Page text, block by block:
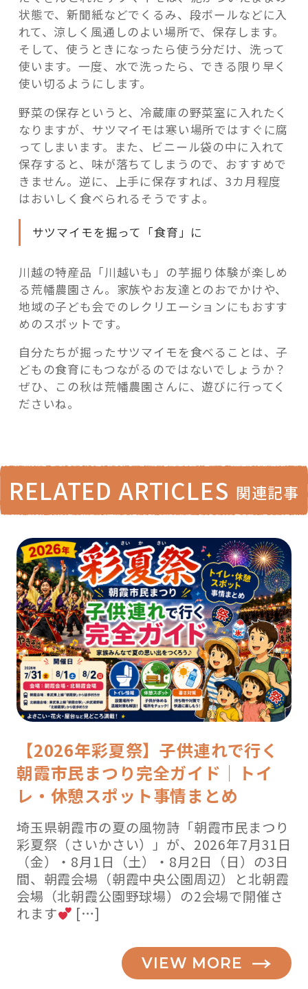
状態で、新聞紙などでくるみ、段ボールなどに入
れて、涼しく風通しのよい場所で、保存します。
そして、使うときになったら使う分だけ、洗って
使います。一度、水で洗ったら、できる限り早く
使い切るようにします。
野菜の保存というと、冷蔵庫の野菜室に入れたく
なりますが、サツマイモは寒い場所ではすぐに腐
ってしまいます。また、ビニール袋の中に入れて
保存すると、味が落ちてしまうので、おすすめで
きません。逆に、上手に保存すれば、3カ月程度
はおいしく食べられるそうですよ。
サツマイモを掘って「食育」に
川越の特産品「川越いも」の芋掘り体験が楽しめ
る荒幡農園さん。家族やお友達とのおでかけや、
地域の子ども会でのレクリエーションにもおすす
めのスポットです。
自分たちが掘ったサツマイモを食べることは、子
どもの食育にもつながるのではないでしょうか？
ぜひ、この秋は荒幡農園さんに、遊びに行ってく
ださいね。
RELATED ARTICLES 関連記事
【2026年彩夏祭】子供連れで行く
朝霞市民まつり完全ガイド｜トイ
レ・休憩スポット事情まとめ
埼玉県朝霞市の夏の風物詩「朝霞市民まつり
彩夏祭（さいかさい）」が、2026年7月31日
（金）・8月1日（土）・8月2日（日）の3日
間、朝霞会場（朝霞中央公園周辺）と北朝霞
会場（北朝霞公園野球場）の2会場で開催さ
れます
[…]
VIEW MORE